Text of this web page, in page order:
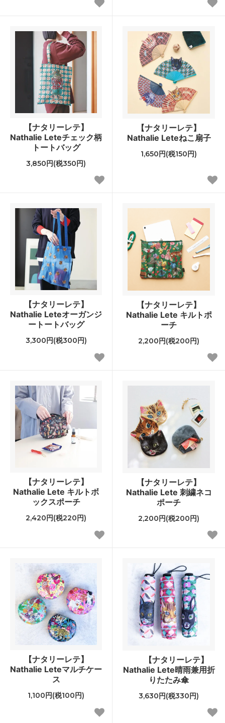
【ナタリーレテ】
Nathalie Leteチェック柄
トートバッグ
3,850円(税350円)
【ナタリーレテ】
Nathalie Leteねこ扇子
1,650円(税150円)
【ナタリーレテ】
Nathalie Leteオーガンジ
ートートバッグ
3,300円(税300円)
【ナタリーレテ】
Nathalie Lete キルトポ
ーチ
2,200円(税200円)
【ナタリーレテ】
Nathalie Lete キルトボ
ックスポーチ
2,420円(税220円)
【ナタリーレテ】
Nathalie Lete 刺繍ネコ
ポーチ
2,200円(税200円)
【ナタリーレテ】
Nathalie Leteマルチケー
ス
1,100円(税100円)
【ナタリーレテ】
Nathalie Lete晴雨兼用折
りたたみ傘
3,630円(税330円)